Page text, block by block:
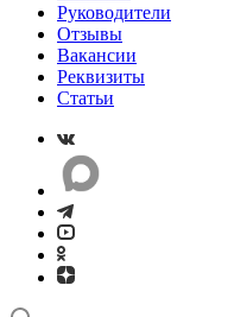
Руководители
Отзывы
Вакансии
Реквизиты
Статьи